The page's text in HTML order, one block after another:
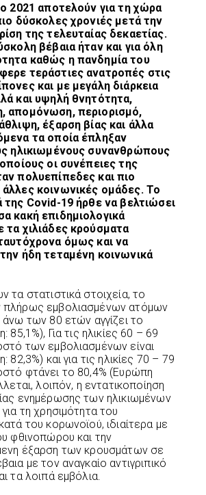
2021 αποτελούν για τη χώρα
δύσκολες χρονιές μετά την
της τελευταίας δεκαετίας.
βέβαια ήταν και για όλη
καθώς η πανδημία του
τεράστιες ανατροπές στις
και με μεγάλη διάρκεια
και υψηλή θνητότητα,
απομόνωση, περιορισμό,
έξαρση βίας και άλλα
τα οποία έπληξαν
ηλικιωμένους συνανθρώπους
οι συνέπειες της
πολυεπίπεδες και πιο
κοινωνικές ομάδες. Το
της Covid-19 ήρθε να βελτιώσει
κακή επιδημιολογικά
τα χιλιάδες κρούσματα
όμως και να
ήδη τεταμένη κοινωνικά
τα στατιστικά στοιχεία, το
εμβολιασμένων ατόμων
των 80 ετών αγγίζει το
85,1%), Για τις ηλικίες 60 – 69
των εμβολιασμένων είναι
82,3%) και για τις ηλικίες 70 – 79
φτάνει το 80,4% (Ευρώπη
λοιπόν, η εντατικοποίηση
ενημέρωσης των ηλικιωμένων
τη χρησιμότητα του
του κορωνοϊού, ιδιαίτερα με
φθινοπώρου και την
έξαρση των κρουσμάτων σε
με τον αναγκαίο αντιγριπικό
τα λοιπά εμβόλια.